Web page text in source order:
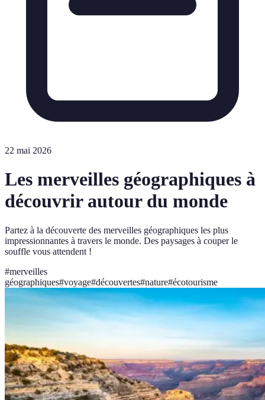
22 mai 2026
Les merveilles géographiques à
découvrir autour du monde
Partez à la découverte des merveilles géographiques les plus
impressionnantes à travers le monde. Des paysages à couper le
souffle vous attendent !
#merveilles
géographiques#voyage#découvertes#nature#écotourisme